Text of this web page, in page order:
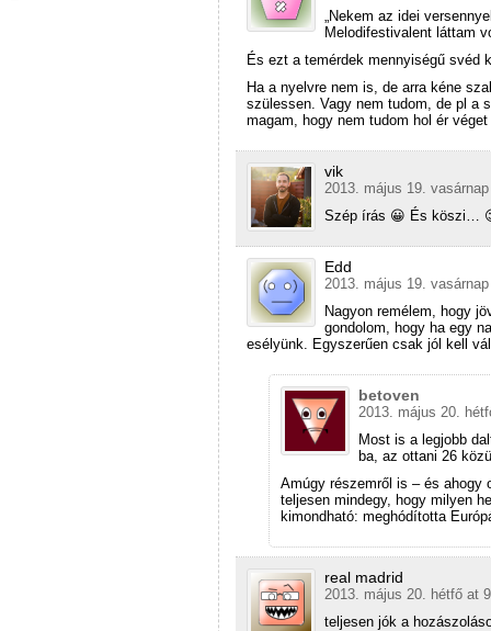
„Nekem az idei
Melodifestivalent láttam
És ezt a temérdek mennyiségű svéd
Ha a nyelvre nem is, de arra kéne
szülessen. Vagy nem tudom, de pl a
magam, hogy nem tudom hol ér
vik
2013. május 19.
Szép írás 😀 És köszi…
Edd
2013. május 19.
Nagyon remélem, hogy
gondolom, hogy ha egy
esélyünk. Egyszerűen csak jól kell
betoven
2013. május 20.
Most is a legjobb
ba, az ottani 26
Amúgy részemről is – és ahogy
teljesen mindegy, hogy milyen
kimondható: meghódította
real madrid
2013. május 20. hétfő at
teljesen jók a